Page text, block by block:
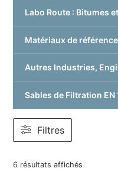
Labo Route : Bitumes
Matériaux de
Autres Industries,
Sables de Filtration EN
Filtres
6 résultats affichés